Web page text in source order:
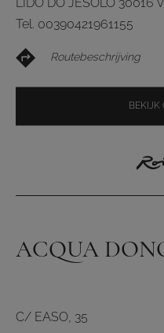
Tel. 00390421961155
Routebeschrijving
BEKIJK
ACQUA
C/ EASO, 35